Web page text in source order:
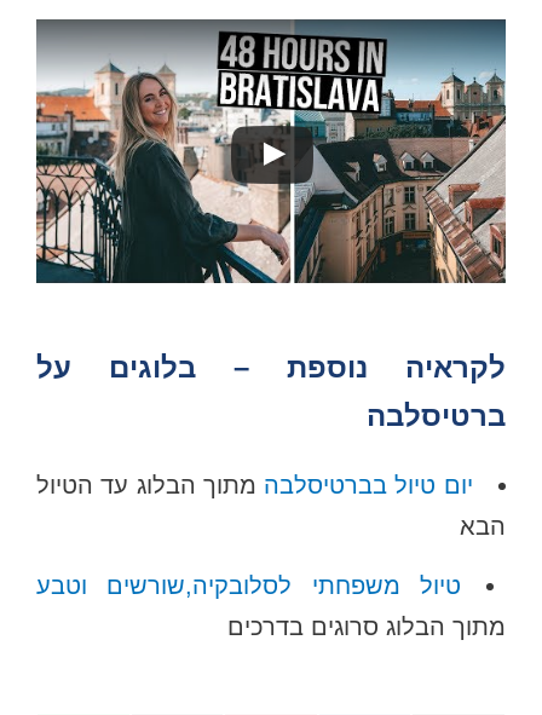
לקראיה נוספת – בלוגים על
ברטיסלבה
יום טיול בברטיסלבהמתוך הבלוג עד הטיול
הבא
טיול משפחתי לסלובקיה,שורשים וטבע
מתוך הבלוג סרוגים בדרכים